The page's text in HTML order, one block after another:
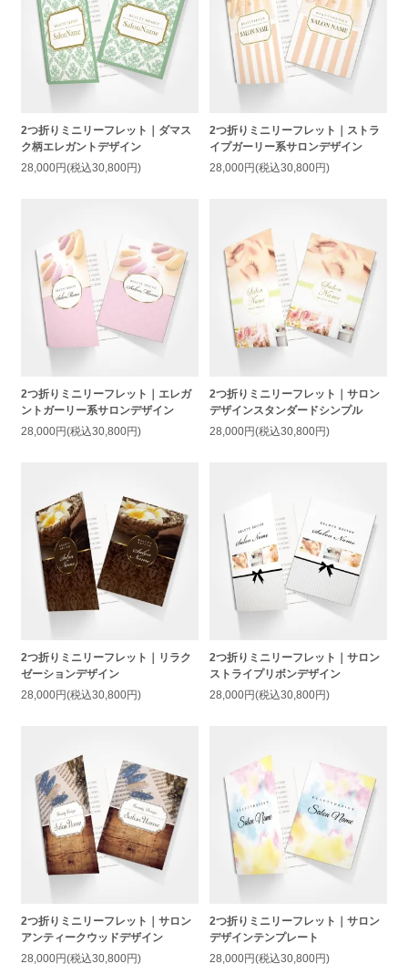
2つ折りミニリーフレット｜ダマス
ク柄エレガントデザイン
28,000円(税込30,800円)
2つ折りミニリーフレット｜ストラ
イプガーリー系サロンデザイン
28,000円(税込30,800円)
2つ折りミニリーフレット｜エレガ
ントガーリー系サロンデザイン
28,000円(税込30,800円)
2つ折りミニリーフレット｜サロン
デザインスタンダードシンプル
28,000円(税込30,800円)
2つ折りミニリーフレット｜リラク
ゼーションデザイン
28,000円(税込30,800円)
2つ折りミニリーフレット｜サロン
ストライプリボンデザイン
28,000円(税込30,800円)
2つ折りミニリーフレット｜サロン
アンティークウッドデザイン
28,000円(税込30,800円)
2つ折りミニリーフレット｜サロン
デザインテンプレート
28,000円(税込30,800円)